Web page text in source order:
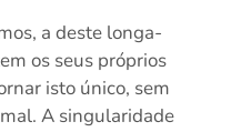
a deste longa-
os seus próprios
isto único, sem
A singularidade